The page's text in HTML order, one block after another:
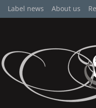
Label news About us